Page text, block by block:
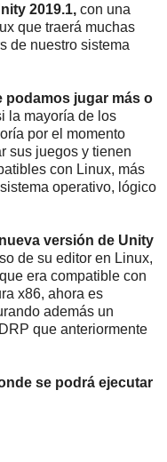
2019.1, con una
que traerá muchas
de nuestro sistema
podamos jugar más o
la mayoría de los
por el momento
sus juegos y tienen
con Linux, más
operativo, lógico
nueva versión de Unity
de su editor en Linux,
era compatible con
x86, ahora es
además un
que anteriormente
se podrá ejecutar